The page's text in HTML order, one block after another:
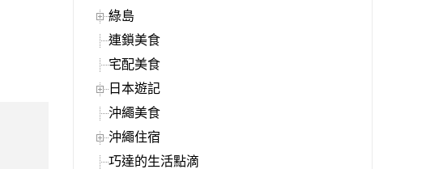
綠島
連鎖美食
宅配美食
日本遊記
沖繩美食
沖繩住宿
巧達的生活點滴